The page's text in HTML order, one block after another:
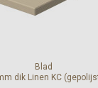
Blad
dik Linen KC